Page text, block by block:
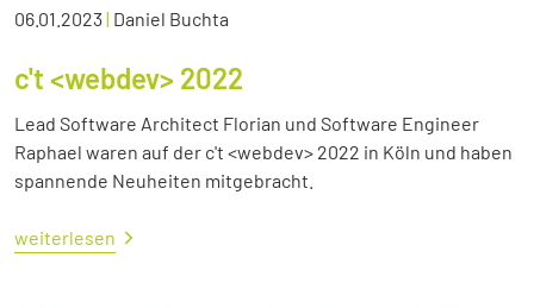
06.01.2023| Daniel Buchta
c't <webdev> 2022
Lead Software Architect Florian und Software Engineer
Raphael waren auf der c't <webdev> 2022 in Köln und haben
spannende Neuheiten mitgebracht.
weiterlesen